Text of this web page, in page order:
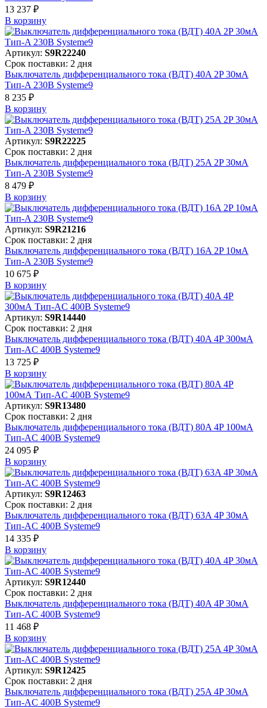
13 237 ₽
В корзинy
Артикул: S9R22240
Срок поставки: 2 дня
Выключатель дифференциального тока (ВДТ) 40A 2P 30мА
Тип-A 230В Systeme9
8 235 ₽
В корзинy
Артикул: S9R22225
Срок поставки: 2 дня
Выключатель дифференциального тока (ВДТ) 25A 2P 30мА
Тип-A 230В Systeme9
8 479 ₽
В корзинy
Артикул: S9R21216
Срок поставки: 2 дня
Выключатель дифференциального тока (ВДТ) 16A 2P 10мА
Тип-A 230В Systeme9
10 675 ₽
В корзинy
Артикул: S9R14440
Срок поставки: 2 дня
Выключатель дифференциального тока (ВДТ) 40A 4P 300мА
Тип-AC 400В Systeme9
13 725 ₽
В корзинy
Артикул: S9R13480
Срок поставки: 2 дня
Выключатель дифференциального тока (ВДТ) 80A 4P 100мА
Тип-AC 400В Systeme9
24 095 ₽
В корзинy
Артикул: S9R12463
Срок поставки: 2 дня
Выключатель дифференциального тока (ВДТ) 63A 4P 30мА
Тип-AC 400В Systeme9
14 335 ₽
В корзинy
Артикул: S9R12440
Срок поставки: 2 дня
Выключатель дифференциального тока (ВДТ) 40A 4P 30мА
Тип-AC 400В Systeme9
11 468 ₽
В корзинy
Артикул: S9R12425
Срок поставки: 2 дня
Выключатель дифференциального тока (ВДТ) 25A 4P 30мА
Тип-AC 400В Systeme9